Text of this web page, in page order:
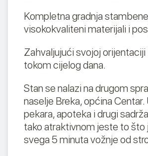
Kompletna gradnja
visokokvaliteni materijali i
Zahvaljujući svojoj
tokom cijelog dana.
Stan se nalazi na drugom
naselje Breka, općina
pekara, apoteka i drugi
tako atraktivnom jeste to što
svega 5 minuta vožnje od